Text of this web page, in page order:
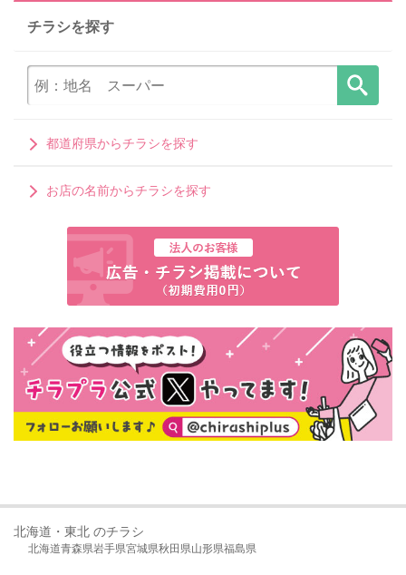
チラシを探す
都道府県からチラシを探す
お店の名前からチラシを探す
北海道・東北 のチラシ
北海道青森県岩手県宮城県秋田県山形県福島県